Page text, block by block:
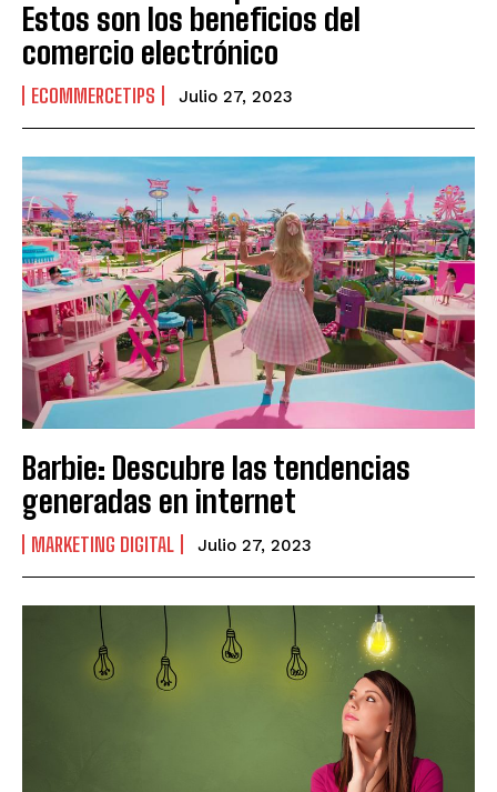
Estos son los beneficios del
comercio electrónico
ECOMMERCETIPS Julio 27, 2023
Barbie: Descubre las tendencias
generadas en internet
MARKETING DIGITAL Julio 27, 2023